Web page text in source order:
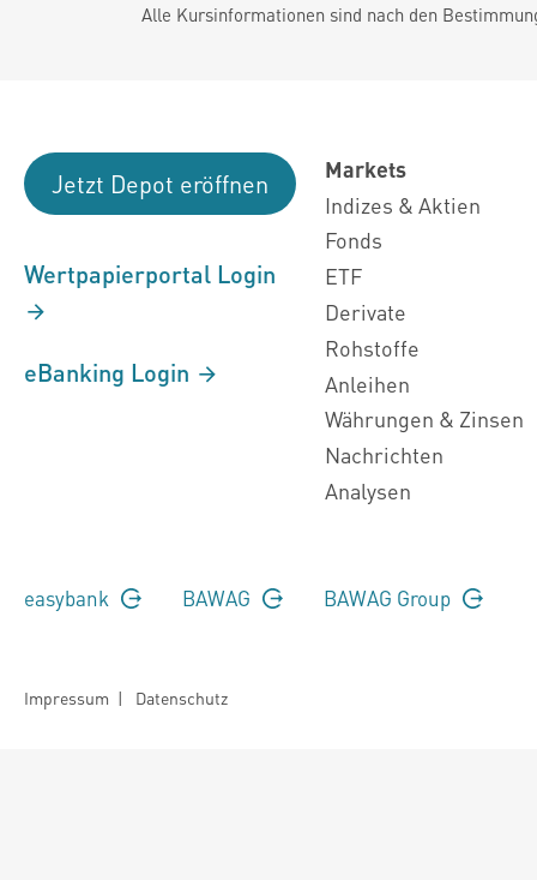
Alle Kursinformationen sind nach den
Jetzt Depot eröffnen
Wertpapierportal Login
eBanking Login
Markets
Indizes & Aktien
Fonds
ETF
Derivate
Rohstoffe
Anleihen
Währungen & Zinsen
Nachrichten
Analysen
easybank BAWAG BAWAG Group
Impressum | Datenschutz